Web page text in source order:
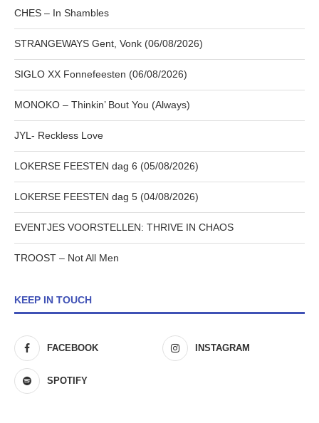
CHES – In Shambles
STRANGEWAYS Gent, Vonk (06/08/2026)
SIGLO XX Fonnefeesten (06/08/2026)
MONOKO – Thinkin’ Bout You (Always)
JYL- Reckless Love
LOKERSE FEESTEN dag 6 (05/08/2026)
LOKERSE FEESTEN dag 5 (04/08/2026)
EVENTJES VOORSTELLEN: THRIVE IN CHAOS
TROOST – Not All Men
KEEP IN TOUCH
FACEBOOK INSTAGRAM
SPOTIFY